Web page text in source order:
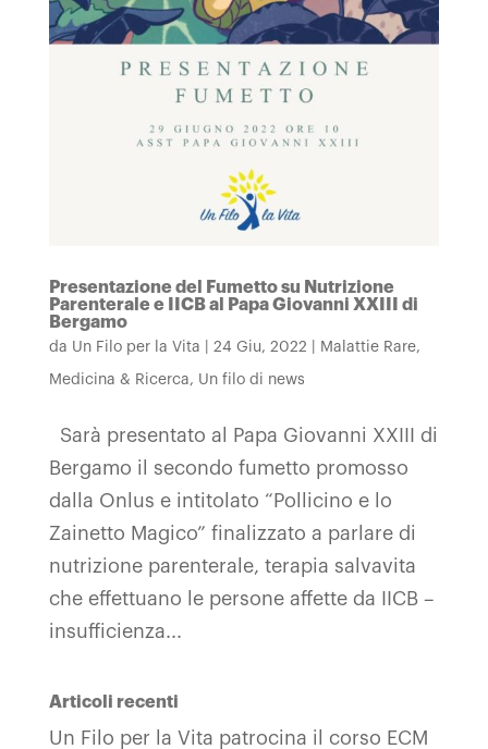
Presentazione del Fumetto su Nutrizione
Parenterale e IICB al Papa Giovanni XXIII di
Bergamo
da Un Filo per la Vita 24 Giu, 2022 Malattie Rare,
Medicina & Ricerca, Un filo di news
Sarà presentato al Papa Giovanni XXIII di
Bergamo il secondo fumetto promosso
dalla Onlus e intitolato “Pollicino e lo
Zainetto Magico” finalizzato a parlare di
nutrizione parenterale, terapia salvavita
che effettuano le persone affette da IICB –
insufficienza...
Articoli recenti
Un Filo per la Vita patrocina il corso ECM